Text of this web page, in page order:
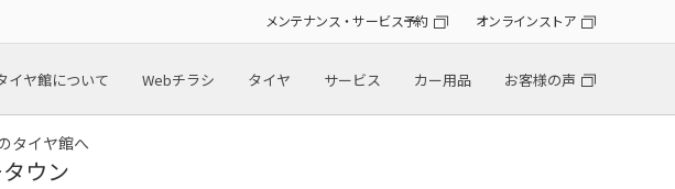
メンテナンス・サービス予約 オンラインストア
イヤ館について Webチラシ タイヤ サービス カー用品 お客様の声
タイヤ館へ
ウン